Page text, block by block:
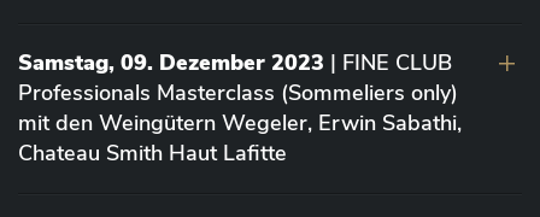
Samstag, 09. Dezember 2023 | FINE CLUB
Professionals Masterclass (Sommeliers only)
mit den Weingütern Wegeler, Erwin Sabathi,
Chateau Smith Haut Lafitte